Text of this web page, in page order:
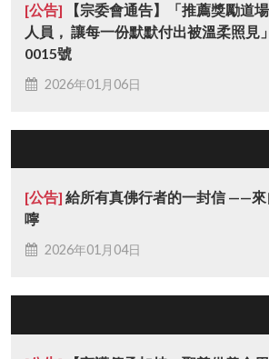
[公告] 【宗委會通告】「推薦獎勵道
人員， 讓每一份默默付出被溫柔照見
0015號
2026年01月06日
[公告] 給所有真佛行者的一封信 ——
嚀
2026年01月04日